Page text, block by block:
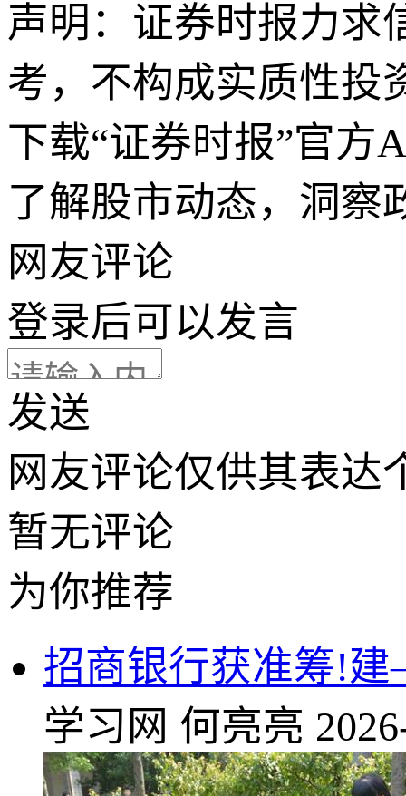
声明：证券时报力求
考，不构成实质性投
下载“证券时报”官方
了解股市动态，洞察
网友评论
登录后可以发言
发送
网友评论仅供其表达
暂无评论
为你推荐
招商银行获准筹!
学习网 何亮亮